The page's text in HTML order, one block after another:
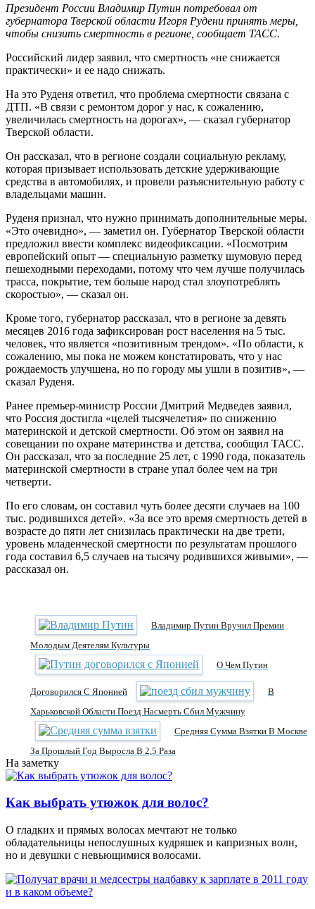
чтения
Президент России Владимир Путин потребовал от
губернатора Тверской области Игоря Рудени принять меры,
чтобы снизить смертность в регионе, сообщает ТАСС.
Российский лидер заявил, что смертность «не снижается
практически» и ее надо снижать.
На это Руденя ответил, что проблема смертности связана с
ДТП. «В связи с ремонтом дорог у нас, к сожалению,
увеличилась смертность на дорогах», — сказал губернатор
Тверской области.
Он рассказал, что в регионе создали социальную рекламу,
которая призывает использовать детские удерживающие
средства в автомобилях, и провели разъяснительную работу с
владельцами машин.
Руденя признал, что нужно принимать дополнительные меры.
«Это очевидно», — заметил он. Губернатор Тверской области
предложил ввести комплекс видеофиксации. «Посмотрим
европейский опыт — специальную разметку шумовую перед
пешеходными переходами, потому что чем лучше получилась
трасса, покрытие, тем больше народ стал злоупотреблять
скоростью», — сказал он.
Кроме того, губернатор рассказал, что в регионе за девять
месяцев 2016 года зафиксирован рост населения на 5 тыс.
человек, что является «позитивным трендом». «По области, к
сожалению, мы пока не можем констатировать, что у нас
рождаемость улучшена, но по городу мы ушли в позитив», —
сказал Руденя.
Ранее премьер-министр России Дмитрий Медведев заявил,
что Россия достигла «целей тысячелетия» по снижению
материнской и детской смертности. Об этом он заявил на
совещании по охране материнства и детства, сообщил ТАСС.
Он рассказал, что за последние 25 лет, с 1990 года, показатель
материнской смертности в стране упал более чем на три
четверти.
По его словам, он составил чуть более десяти случаев на 100
тыс. родившихся детей». «За все это время смертность детей в
возрасте до пяти лет снизилась практически на две трети,
уровень младенческой смертности по результатам прошлого
года составил 6,5 случаев на тысячу родившихся живыми», —
рассказал он.
Владимир Путин Вручил Премии
Молодым Деятелям Культуры
О Чем Путин
Договорился С Японией
В
Харьковской Области Поезд Насмерть Сбил Мужчину
Средняя Сумма Взятки В Москве
За Прошлый Год Выросла В 2,5 Раза
На заметку
Как выбрать утюжок для волос?
О гладких и прямых волосах мечтают не только
обладательницы непослушных кудряшек и капризных волн,
но и девушки с невьющимися волосами.